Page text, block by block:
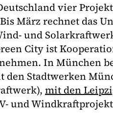
vier
März rechnet das
und
City ist
In München
Stadtwerken
mit den
und